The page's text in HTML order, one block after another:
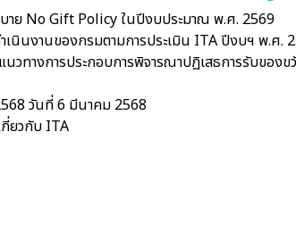
าย No Gift Policy ในปีงบประมาณ พ.ศ. 2569
เนินงานของกรมตามการประเมิน ITA ปีงบฯ พ.ศ.
นวทางการประกอบการพิจารณาปฏิเสธการรับขอ
วันที่ 6 มีนาคม 2568
กี่ยวกับ ITA